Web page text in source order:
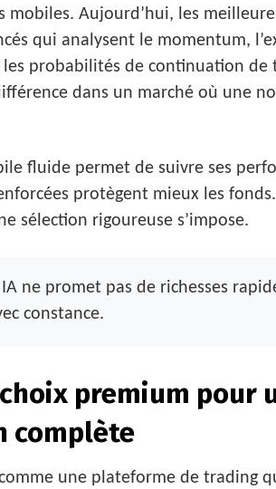
mobiles. Aujourd’hui, les
qui analysent le momentum,
probabilités de continuation de
dans un marché où une
fluide permet de suivre ses
protègent mieux les
sélection rigoureuse s’impose.
ne promet pas de richesses
constance.
premium pour
complète
une plateforme de trading